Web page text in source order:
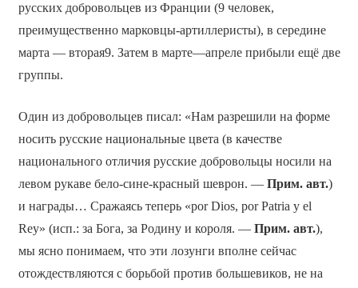
русских добровольцев из Франции (9 человек,
преимущественно марковцы-артиллеристы), в середине
марта — вторая9. Затем в марте—апреле прибыли ещё две
группы.
Один из добровольцев писал: «Нам разрешили на форме
носить русские национальные цвета (в качестве
национального отличия русские добровольцы носили на
левом рукаве бело-сине-красный шеврон. — Прим. авт.)
и награды… Сражаясь теперь «por Dios, por Patria y el
Rey» (исп.: за Бога, за Родину и короля. — Прим. авт.),
мы ясно понимаем, что эти лозунги вполне сейчас
отождествляются с борьбой против большевиков, не на